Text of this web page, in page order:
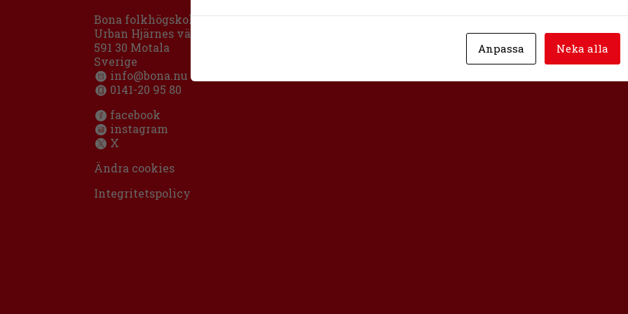
Bona folkhögskola
Urban Hjärnes väg 11
591 30 Motala
Sverige
info@bona.nu
0141-20 95 80
facebook
instagram
X
Ändra cookies
Integritetspolicy
Anpassa Neka alla